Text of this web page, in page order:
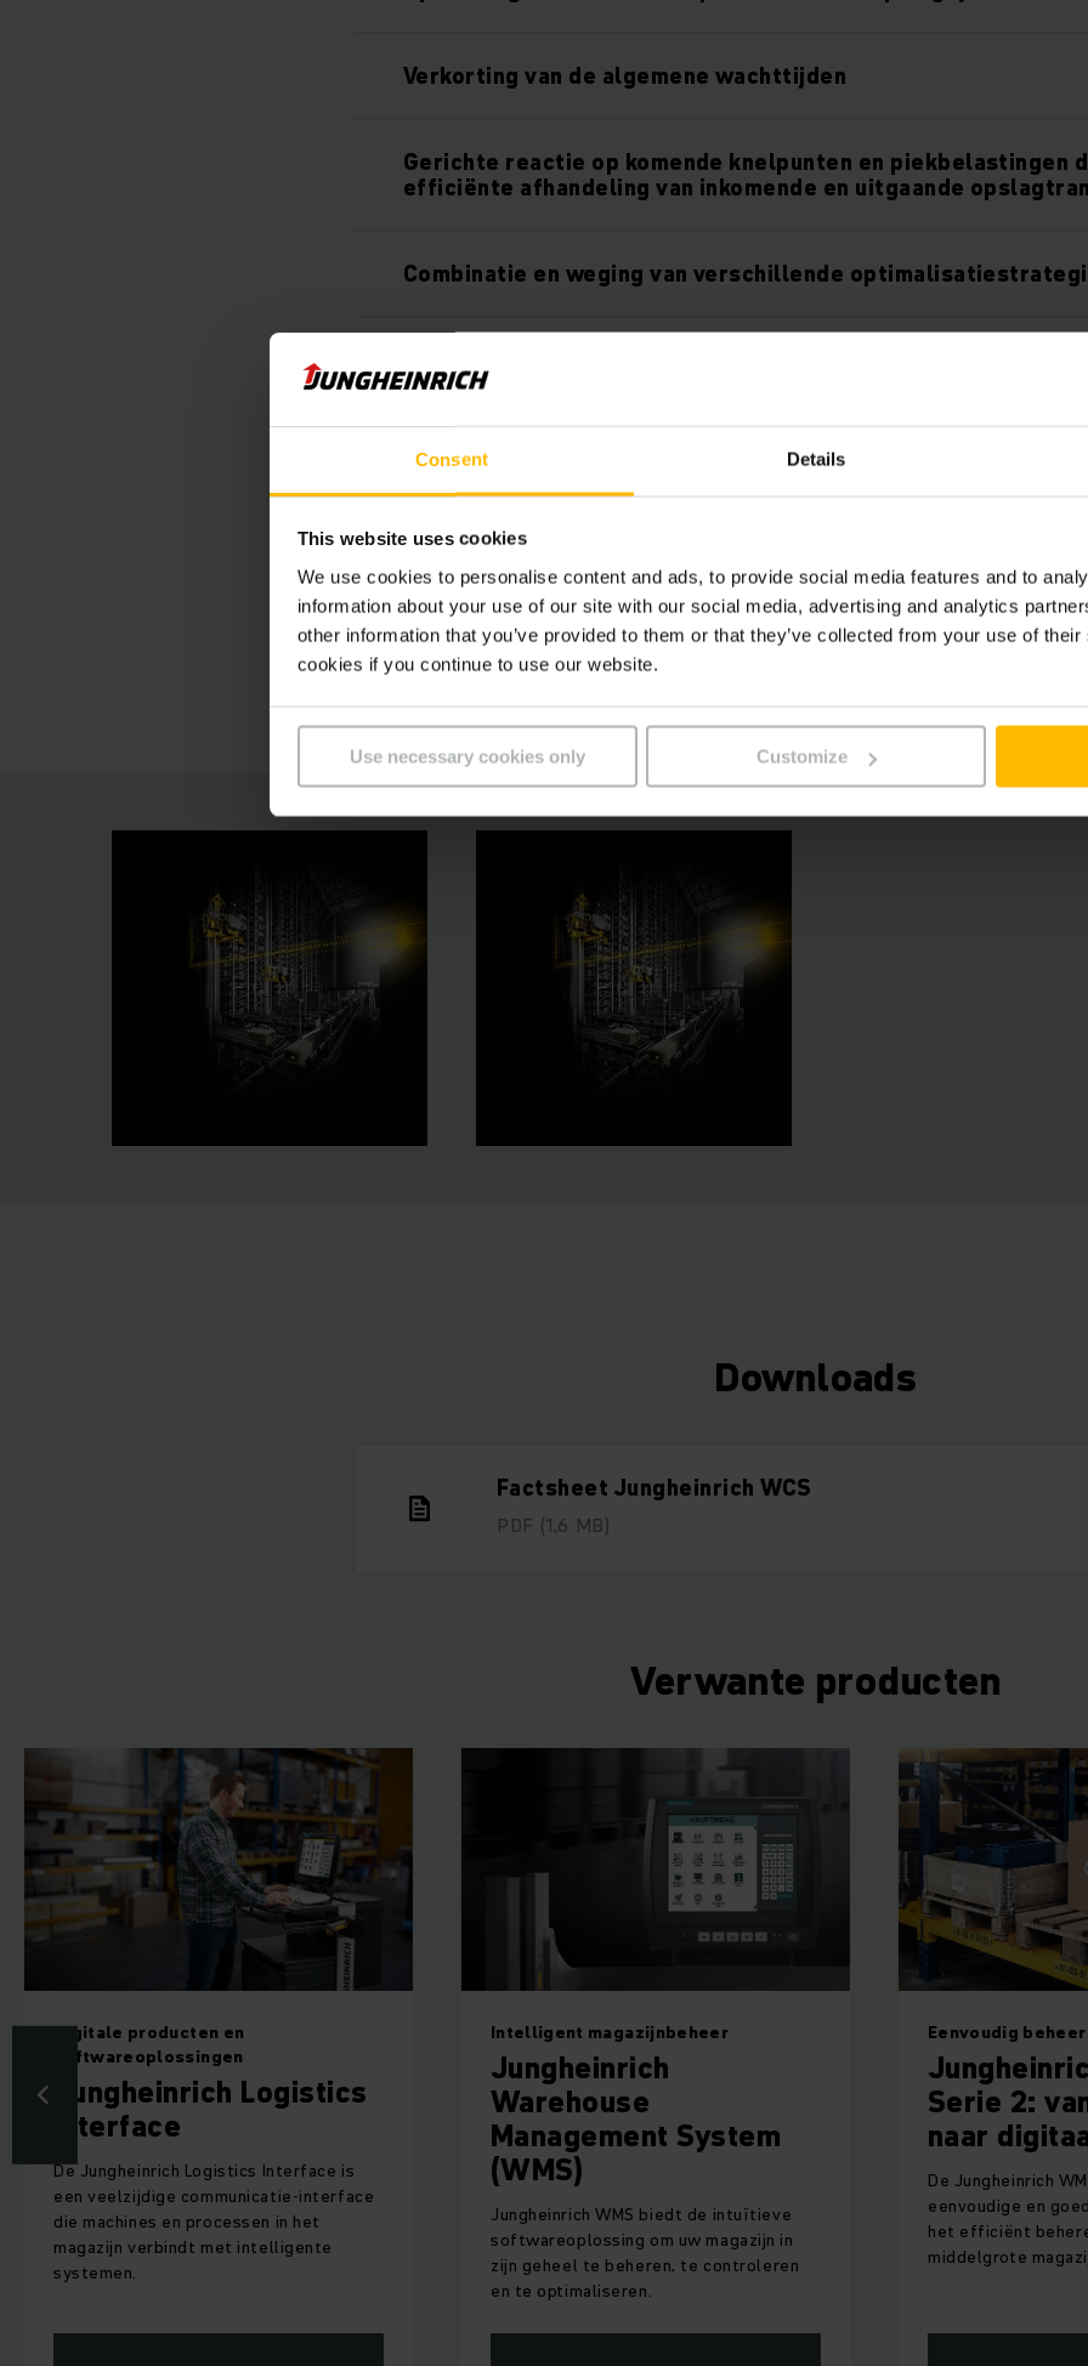
Consent Details
This website uses cookies
We use cookies to personalise content and ads, to provide social media features and to
information about your use of our site with our social media, advertising and analytics
other information that you’ve provided to them or that they’ve collected from your use of
cookies if you continue to use our website.
Use necessary cookies only Customize
Verkorting van de algemene wachttijden
Gerichte reactie op komende knelpunten en piekbelastingen
efficiënte afhandeling van inkomende en uitgaande
Combinatie en weging van verschillende
Beheer van transportgerelateerde incidenten dankzij een
overkoepelend systeem
Bewaking van de gecontroleerde magazijncomponenten
Downloads
Factsheet Jungheinrich WCS
PDF (1,6 MB)
Verwante producten
Intelligent magazijnbeheer
Jungheinrich
Warehouse
Management System
(WMS)
Jungheinrich WMS biedt de intuïtieve
softwareoplossing om uw magazijn in
zijn geheel te beheren, te controleren
en te optimaliseren.
Eenvoudig beheerd
Jungheinrich WMS
Serie 2: van analoog
naar digitaal
De Jungheinrich WMS Series 2 is de
eenvoudige en goedkope oplossing voor
het efficiënt beheren van kleine en
middelgrote magazijnen.
DE EERSTE IoT-
Logistics
Simpele
Jungheinrich-
voertuigen,
software.